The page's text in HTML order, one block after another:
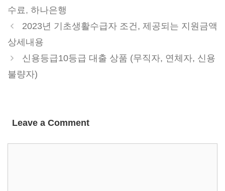
수료, 하나은행
2023년 기초생활수급자 조건, 제공되는 지원금액
상세내용
신용등급10등급 대출 상품 (무직자, 연체자, 신용
불량자)
Leave a Comment